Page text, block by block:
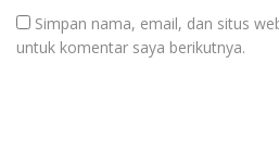
Simpan nama, email, dan situs
untuk komentar saya berikutnya.